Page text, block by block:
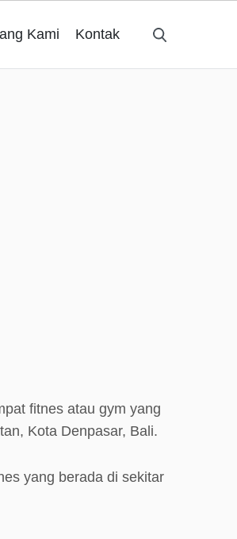
Kami Kontak
fitnes atau gym yang
Kota Denpasar, Bali.
yang berada di sekitar